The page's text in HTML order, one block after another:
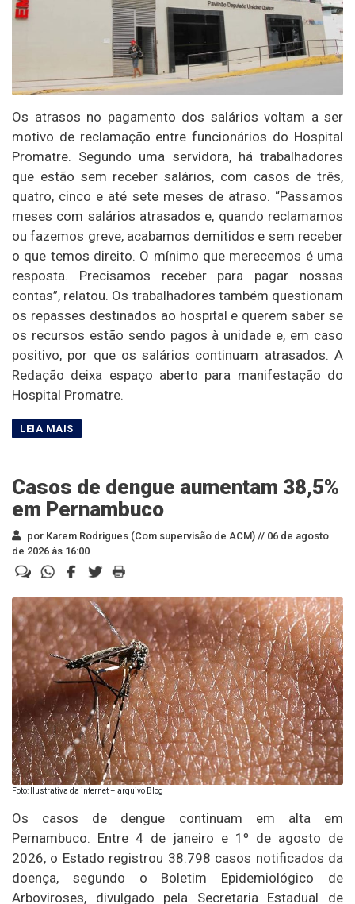
Os atrasos no pagamento dos salários voltam a ser
motivo de reclamação entre funcionários do Hospital
Promatre. Segundo uma servidora, há trabalhadores
que estão sem receber salários, com casos de três,
quatro, cinco e até sete meses de atraso. “Passamos
meses com salários atrasados e, quando reclamamos
ou fazemos greve, acabamos demitidos e sem receber
o que temos direito. O mínimo que merecemos é uma
resposta. Precisamos receber para pagar nossas
contas”, relatou. Os trabalhadores também questionam
os repasses destinados ao hospital e querem saber se
os recursos estão sendo pagos à unidade e, em caso
positivo, por que os salários continuam atrasados. A
Redação deixa espaço aberto para manifestação do
Hospital Promatre.
Casos de dengue aumentam 38,5%
em Pernambuco
por Karem Rodrigues (Com supervisão de ACM) // 06 de agosto
de 2026 às 16:00
Foto: Ilustrativa da internet – arquivo Blog
Os casos de dengue continuam em alta em
Pernambuco. Entre 4 de janeiro e 1º de agosto de
2026, o Estado registrou 38.798 casos notificados da
doença, segundo o Boletim Epidemiológico de
Arboviroses, divulgado pela Secretaria Estadual de